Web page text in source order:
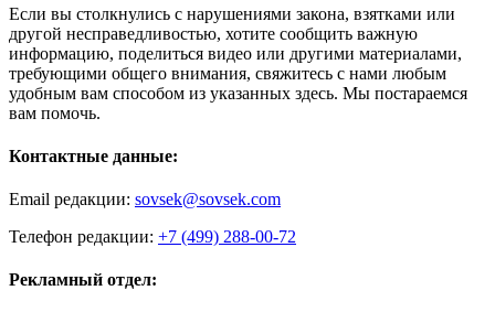
Если вы столкнулись с нарушениями закона, взятками или
другой несправедливостью, хотите сообщить важную
информацию, поделиться видео или другими материалами,
требующими общего внимания, свяжитесь с нами любым
удобным вам способом из указанных здесь. Мы постараемся
вам помочь.
Контактные данные:
Email редакции: sovsek@sovsek.com
Телефон редакции: +7 (499) 288-00-72
Рекламный отдел: